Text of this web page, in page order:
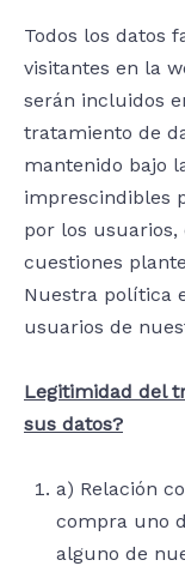
Todos los datos
visitantes en la
serán incluidos
tratamiento de
mantenido bajo
imprescindibles
por los usuarios,
cuestiones
Nuestra política
usuarios de
Legitimidad del
sus datos?
a) Relación
compra uno
alguno de